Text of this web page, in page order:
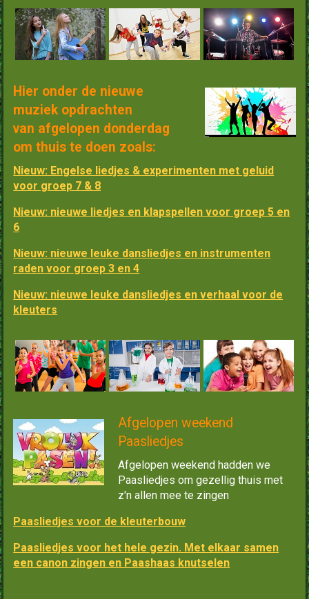
Hier onder de nieuwe
muziek opdrachten
van afgelopen donderdag
om thuis te doen zoals:
Nieuw: Engelse liedjes & experimenten met geluid
voor groep 7 & 8
Nieuw: nieuwe liedjes en klapspellen voor groep 5 en
6
Nieuw: nieuwe leuke dansliedjes en instrumenten
raden voor groep 3 en 4
Nieuw: nieuwe leuke dansliedjes en verhaal voor de
kleuters
Afgelopen weekend
Paasliedjes
Afgelopen weekend hadden we
Paasliedjes om gezellig thuis met
z'n allen mee te zingen
Paasliedjes voor de kleuterbouw
Paasliedjes voor het hele gezin. Met elkaar samen
een canon zingen en Paashaas knutselen